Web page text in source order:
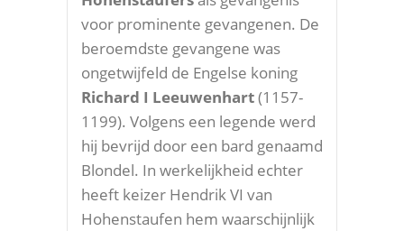
voor prominente gevangenen. De
beroemdste gevangene was
ongetwijfeld de Engelse koning
Richard I Leeuwenhart(1157-
1199). Volgens een legende werd
hij bevrijd door een bard genaamd
Blondel. In werkelijkheid echter
heeft keizer Hendrik VI van
Hohenstaufen hem waarschijnlijk